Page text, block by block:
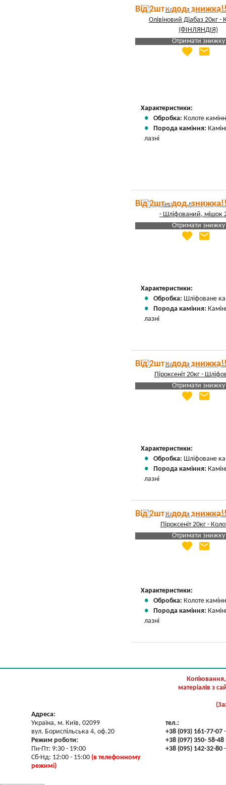
Від 2шт - дод.
Отримати знижку
Яка Ваша ціна
favorite email
Характеристики:
Обробка: Колоте
Порода каміння:
лазні
Від 2шт - дод.
Отримати знижку
Яка Ваша ціна
favorite email
Характеристики:
Обробка: Шліфоване
Порода каміння:
лазні
Від 2шт - дод.
Отримати знижку
Яка Ваша ціна
favorite email
Характеристики:
Обробка: Шліфоване
Порода каміння:
лазні
Від 2шт - дод.
Отримати знижку
Яка Ваша ціна
favorite email
Характеристики:
Обробка: Колоте
Порода каміння:
лазні
матеріалів з
Адреса:
Україна, м. Київ, 02099
вул. Бориспільська 4, оф.20
Режим роботи:
Пн-Пт: 9:30 - 19:00
Сб-Нд: 12:00 - 15:00 (в телефонному
режимі)
тел.:
+38 (093) 161-77-07
+38 (097) 350- 58-48
+38 (095) 142-32-80